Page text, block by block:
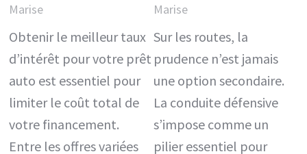
Marise
Obtenir le meilleur taux
d’intérêt pour votre prêt
auto est essentiel pour
limiter le coût total de
votre financement.
Entre les offres variées
Marise
Sur les routes, la
prudence n’est jamais
une option secondaire.
La conduite défensive
s’impose comme un
pilier essentiel pour